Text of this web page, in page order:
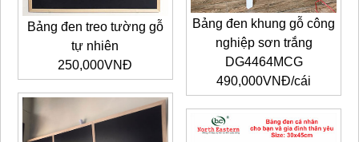
Bảng đen treo tường gỗ
tự nhiên
250,000VNĐ
Bảng đen khung gỗ công
nghiệp sơn trắng
DG4464MCG
490,000VNĐ/cái